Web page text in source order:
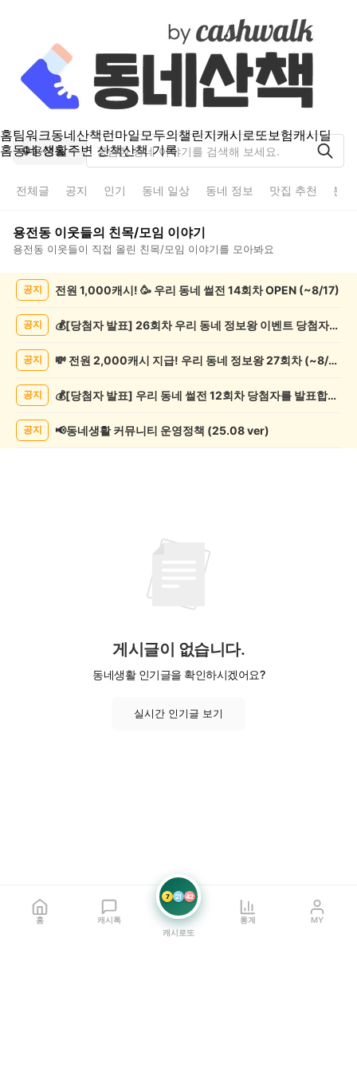
홈팀워크동네산책런마일모두의챌린지캐시로또보험캐시딜
홈동네 생활주변 산책산책 기록
용전동
전체글 공지 인기 동네 일상 동네 정보 맛집 추천 분
용전동 이웃들의 친목/모임 이야기
용전동 이웃들이 직접 올린 친목/모임 이야기를 모아봐요
록
공지 전원 1,000캐시! 🥳 우리 동네 썰전 14회차 OPEN (~8/17)
공지 💰[당첨자 발표] 26회차 우리 동네 정보왕 이벤트 당첨자를 발표합니다!
공지 💸 전원 2,000캐시 지급! 우리 동네 정보왕 27회차 (~8/10)
공지 💰[당첨자 발표] 우리 동네 썰전 12회차 당첨자를 발표합니다!
공지 📢동네생활 커뮤니티 운영정책 (25.08 ver)
게시글이 없습니다.
동네생활 인기글을 확인하시겠어요?
실시간 인기글 보기
홈 캐시톡
7 21 42
캐시로또
통계 MY